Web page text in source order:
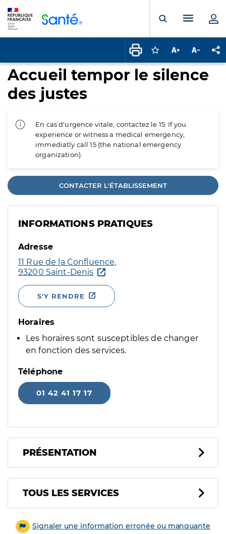
Ouvrir laMenu
Connectez-vous
Augmenter la
Accueil tempor le silence
des justes
En cas d'urgence vitale, contactez le 15. If you
experience or witness a medical emergency,
immediatly call 15 (the national emergency
organization).
CONTACTER L'ÉTABLISSEMENT
INFORMATIONS PRATIQUES
Adresse
11 Rue de la Confluence,
93200 Saint-Denis
S'Y RENDRE
Horaires
Les horaires sont susceptibles de changer
en fonction des services.
Téléphone
01 42 41 17 17
PRÉSENTATION
Tous les services
TOUS LES SERVICES
Signaler une information erronée ou manquante